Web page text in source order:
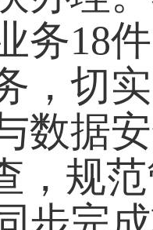
务18
，切
据安
，规